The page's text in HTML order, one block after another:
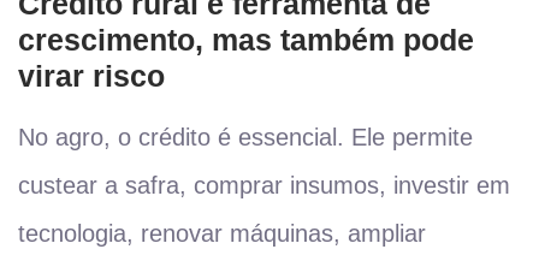
crescimento, mas também pode
virar risco
No agro, o crédito é essencial. Ele permite
custear a safra, comprar insumos, investir em
tecnologia, renovar máquinas, ampliar